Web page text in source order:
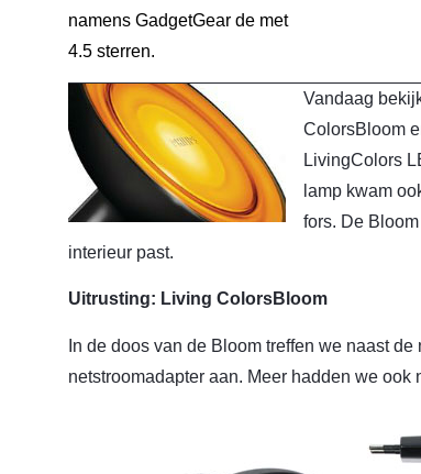
namens GadgetGear de met
4.5 sterren.
Vandaag
ColorsBloom
LivingColors
lamp kwam
fors. De
interieur past.
Uitrusting: Living ColorsBloom
In de doos van de Bloom treffen we naast
netstroomadapter aan. Meer hadden we ook